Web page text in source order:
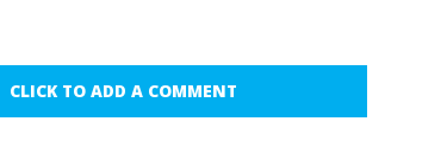
CLICK TO ADD A COMMENT